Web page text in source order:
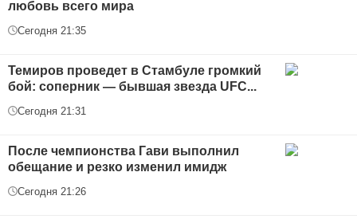
любовь всего мира
Сегодня 21:35
Темиров проведет в Стамбуле громкий
бой: соперник — бывшая звезда UFC...
Сегодня 21:31
После чемпионства Гави выполнил
обещание и резко изменил имидж
Сегодня 21:26